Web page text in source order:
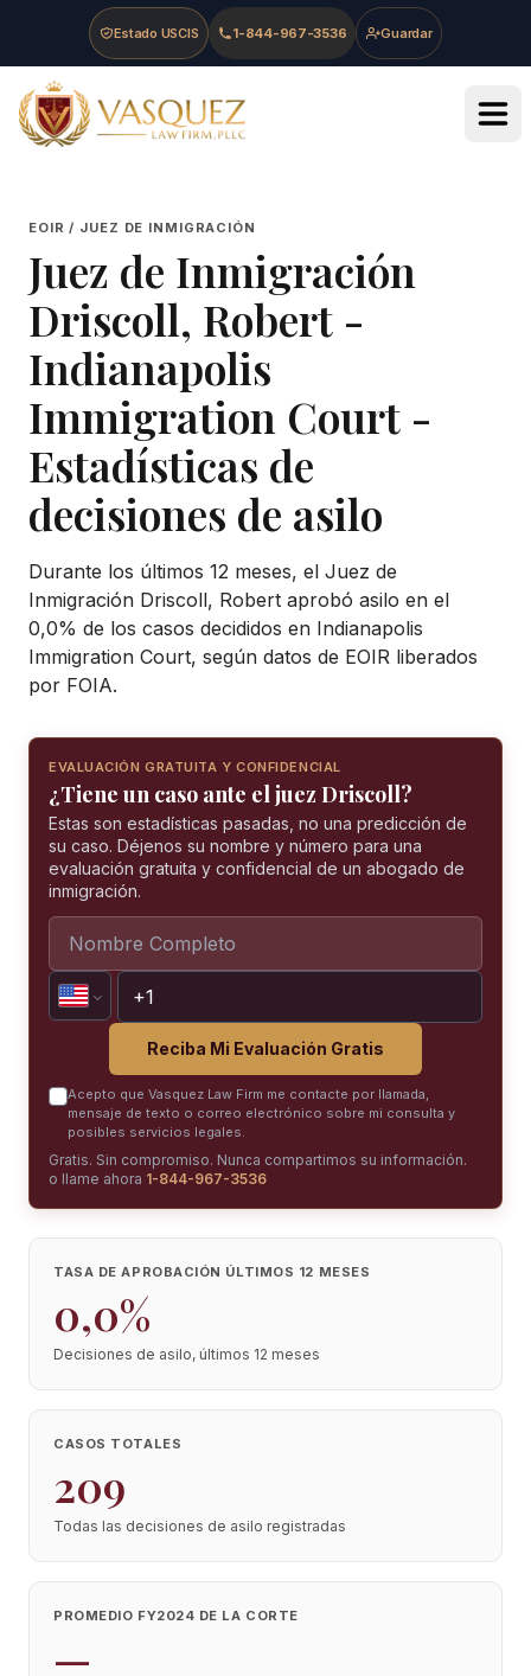
Skip to main content
Skip to navigation
Skip to footer
Estado USCIS 1-844-967-3536 Guardar
Vasquez Law Firm - Home
EOIR / JUEZ DE INMIGRACIÓN
Juez de Inmigración
Driscoll, Robert -
Indianapolis
Immigration Court -
Estadísticas de
decisiones de asilo
Durante los últimos 12 meses, el Juez de
Inmigración Driscoll, Robert aprobó asilo en el
0,0% de los casos decididos en Indianapolis
Immigration Court, según datos de EOIR liberados
por FOIA.
EVALUACIÓN GRATUITA Y CONFIDENCIAL
¿Tiene un caso ante el juez Driscoll?
Estas son estadísticas pasadas, no una predicción de
su caso. Déjenos su nombre y número para una
evaluación gratuita y confidencial de un abogado de
inmigración.
Reciba Mi Evaluación Gratis
Acepto que Vasquez Law Firm me contacte por llamada,
mensaje de texto o correo electrónico sobre mi consulta y
posibles servicios legales.
Gratis. Sin compromiso. Nunca compartimos su información.
o llame ahora 1-844-967-3536
TASA DE APROBACIÓN ÚLTIMOS 12 MESES
0,0%
Decisiones de asilo, últimos 12 meses
CASOS TOTALES
209
Todas las decisiones de asilo registradas
PROMEDIO FY2024 DE LA CORTE
—